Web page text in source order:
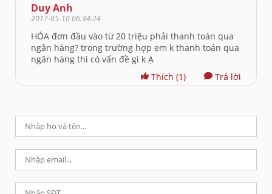
Duy Anh
2017-05-10 06:34:24
HÓA đơn đầu vào từ 20 triệu phải thanh toán qua
ngân hàng? trong trường hợp em k thanh toán qua
ngân hàng thì có vấn đề gì k Ạ
Thích (1) Trả lời